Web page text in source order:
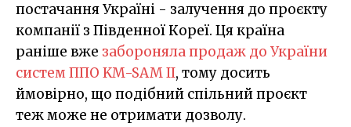
постачання Україні - залучення до проєкту
компанії з Південної Кореї. Ця країна
раніше вже забороняла продаж до України
систем ППО KM-SAM II, тому досить
ймовірно, що подібний спільний проєкт
теж може не отримати дозволу.